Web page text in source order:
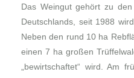
Das Weingut gehört zu
Deutschlands, seit 1988
Neben den rund 10 ha
einen 7 ha großen
„bewirtschaftet“ wird. Am